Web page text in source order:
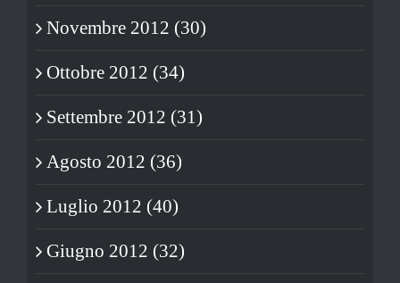
Novembre 2012 (30)
Ottobre 2012 (34)
Settembre 2012 (31)
Agosto 2012 (36)
Luglio 2012 (40)
Giugno 2012 (32)